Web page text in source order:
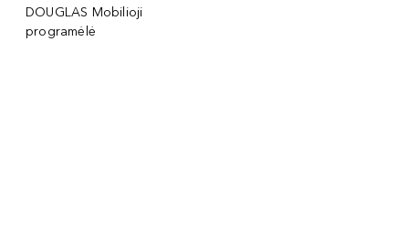
DOUGLAS Mobilioji
programėlė